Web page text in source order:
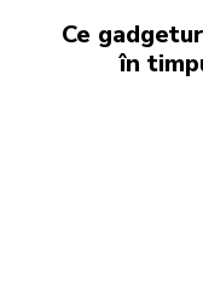
Ce
în